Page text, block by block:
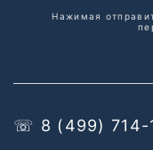
Нажимая
☏ 8 (499) 714-